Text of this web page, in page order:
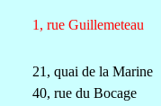
1, rue Guillemeteau
21, quai de la Marine
40, rue du Bocage